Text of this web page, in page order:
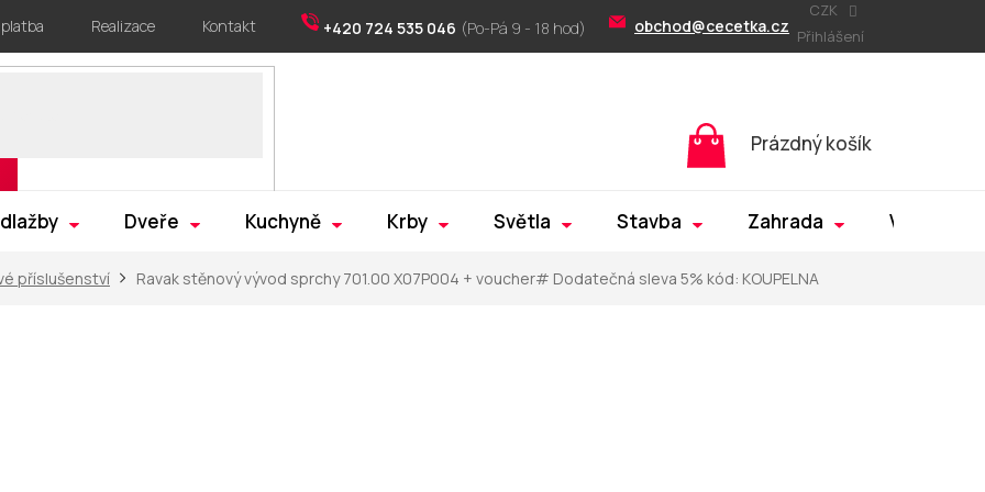
+420 724 535 046 obchod@cecetka.cz
Realizace Kontakt
CZK
Přihlášení
Nákupní
košík
Prázdný košík
Dveře Kuchyně Krby Světla Stavba Zahrada Výprodej
příslušenství Ravak stěnový vývod sprchy 701.00 X07P004 + voucher# Dodatečná sleva 5% kód: KOUPELNA